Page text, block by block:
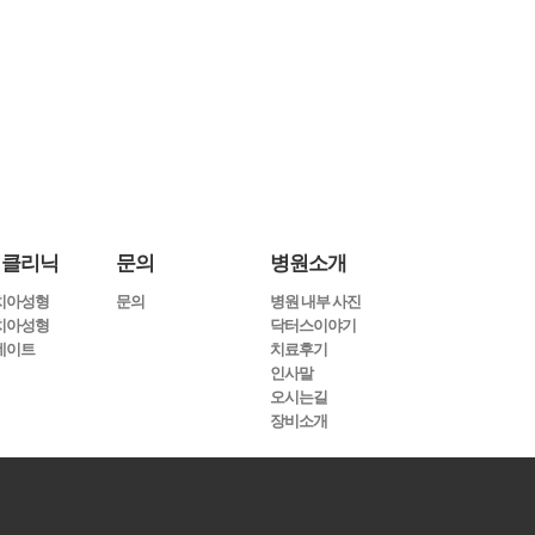
리닉
아성형
아성형
이트
문의
문의
병원소개
병원 내부 사진
닥터스이야기
치료후기
인사말
오시는길
장비소개